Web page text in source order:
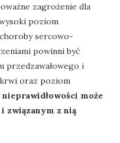
zagrożenie dla
poziom
sercowo-
powinni być
przedzawałowego i
oraz poziom
może
związanym z nią